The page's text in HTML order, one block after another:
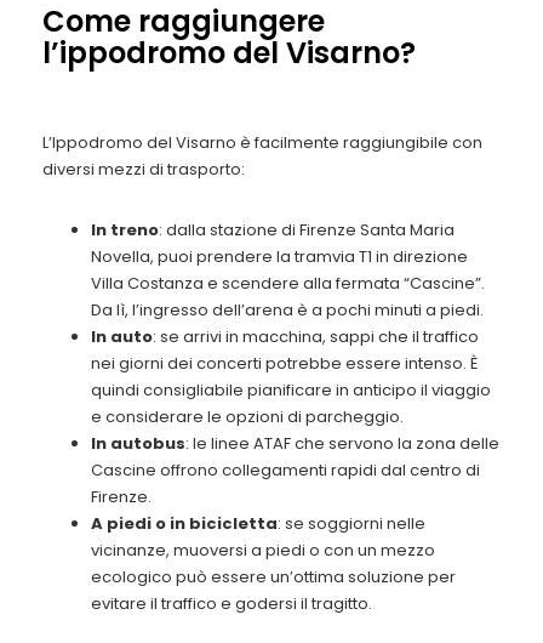
Come raggiungere
l’ippodromo del Visarno?
L’Ippodromo del Visarno è facilmente raggiungibile con
diversi mezzi di trasporto:
In treno: dalla stazione di Firenze Santa Maria
Novella, puoi prendere la tramvia T1 in direzione
Villa Costanza e scendere alla fermata “Cascine”.
Da lì, l’ingresso dell’arena è a pochi minuti a piedi.
In auto: se arrivi in macchina, sappi che il traffico
nei giorni dei concerti potrebbe essere intenso. È
quindi consigliabile pianificare in anticipo il viaggio
e considerare le opzioni di parcheggio.
In autobus: le linee ATAF che servono la zona delle
Cascine offrono collegamenti rapidi dal centro di
Firenze.
A piedi o in bicicletta: se soggiorni nelle
vicinanze, muoversi a piedi o con un mezzo
ecologico può essere un’ottima soluzione per
evitare il traffico e godersi il tragitto.